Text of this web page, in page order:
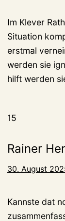
Im Klever
Situation
erstmal
werden sie
hilft werden
15
Rainer
30. August
Kannste dat